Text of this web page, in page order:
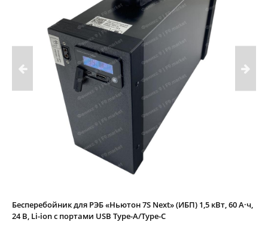
Бесперебойник для РЭБ «Ньютон 7S Next» (ИБП) 1,5 кВт, 60 А·ч,
24 В, Li-ion с портами USB Type-A/Type-C